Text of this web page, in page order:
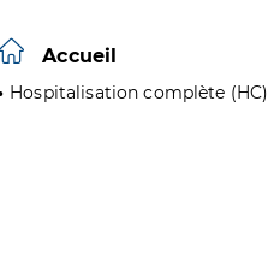
Accueil
Hospitalisation complète (HC)